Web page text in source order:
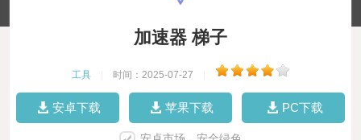
加速器 梯子
工具 时间：2025-07-27
安卓下载 苹果下载 PC下载